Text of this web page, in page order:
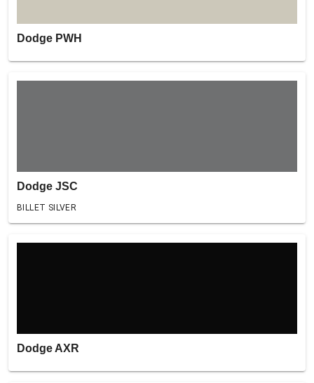
Dodge PWH
Dodge JSC
BILLET SILVER
Dodge AXR